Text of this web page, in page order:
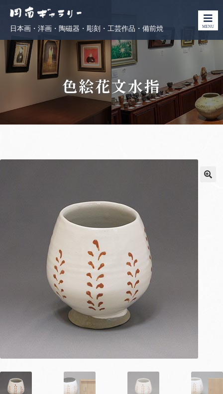
日本画・洋画・陶磁器・彫刻・工芸作品・備前焼 MENU
色絵花文水指